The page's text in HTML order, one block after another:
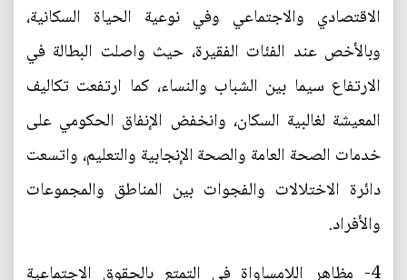
الاقتصادي والاجتماعي وفي نوعية الحياة السكانية،
وبالأخص عند الفئات الفقيرة، حيث واصلت البطالة في
الارتفاع سيما بين الشباب والنساء، كما ارتفعت تكاليف
المعيشة لغالبية السكان، وانخفض الإنفاق الحكومي على
خدمات الصحة العامة والصحة الإنجابية والتعليم، واتسعت
دائرة الاختلالات والفجوات بين المناطق والمجموعات
والأفراد.